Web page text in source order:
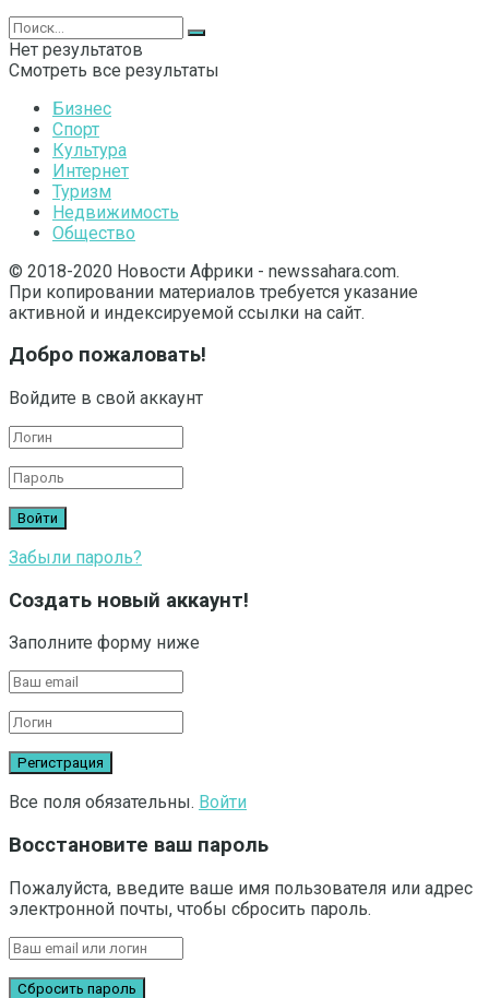
Нет результатов
Смотреть все результаты
Бизнес
Спорт
Культура
Интернет
Туризм
Недвижимость
Общество
© 2018-2020 Новости Африки - newssahara.com.
При копировании материалов требуется указание
активной и индексируемой ссылки на сайт.
Добро пожаловать!
Войдите в свой аккаунт
Забыли пароль?
Создать новый аккаунт!
Заполните форму ниже
Все поля обязательны. Войти
Восстановите ваш пароль
Пожалуйста, введите ваше имя пользователя или адрес
электронной почты, чтобы сбросить пароль.